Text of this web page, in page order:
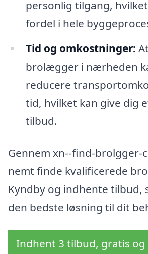
personlig tilgang,
fordel i hele
Tid og omkostninger:
brolægger i nærheden
reducere
tid, hvilket kan give dig
tilbud.
Gennem xn--find-brolgger-
nemt finde kvalificerede
Kyndby og indhente tilbud,
den bedste løsning til dit
Indhent 3 tilbud, gratis og